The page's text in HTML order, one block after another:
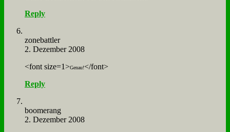
Reply
zone­batt­ler
2. Dezember 2008
<font size=1>Ge­nau!</font>
Reply
boo­me­rang
2. Dezember 2008